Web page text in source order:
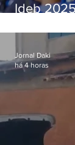
Ideb
nacional
Jornal Daki
há 4 horas